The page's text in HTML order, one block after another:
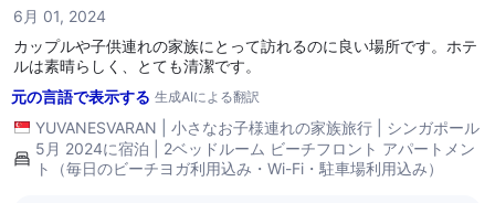
6月 01, 2024
カップルや子供連れの家族にとって訪れるのに良い場所です。ホテ
ルは素晴らしく、とても清潔です。
元の言語で表示する 生成AIによる翻訳
YUVANESVARAN 小さなお子様連れの家族旅行
シンガポール
5月 2024に宿泊 | 2ベッドルーム ビーチフロント アパートメン
ト（毎日のビーチヨガ利用込み・Wi-Fi・駐車場利用込み）